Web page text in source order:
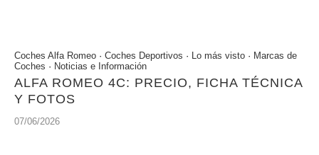
Coches Alfa Romeo · Coches Deportivos · Lo más visto · Marcas de
Coches · Noticias e Información
ALFA ROMEO 4C: PRECIO, FICHA TÉCNICA
Y FOTOS
07/06/2026